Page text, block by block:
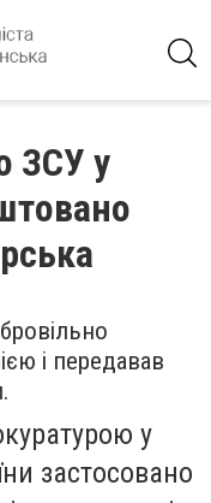
ЗСУ у
і передавав
у
застосовано